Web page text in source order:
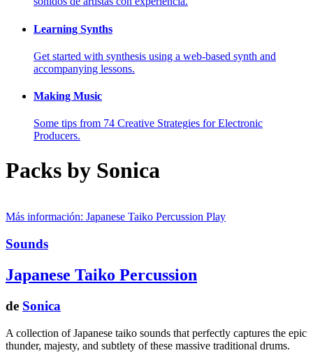
Learning Synths
Get started with synthesis using a web-based synth and
accompanying lessons.
Making Music
Some tips from 74 Creative Strategies for Electronic
Producers.
Packs by Sonica
Más información: Japanese Taiko Percussion Play
Sounds
Japanese Taiko Percussion
de Sonica
A collection of Japanese taiko sounds that perfectly captures the epic
thunder, majesty, and subtlety of these massive traditional drums.